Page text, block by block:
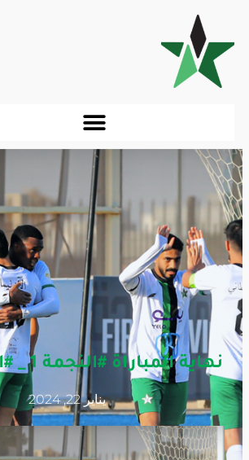
نهاية المباراة #النجمة 1 _ #القيصومة0
يناير 22, 2024